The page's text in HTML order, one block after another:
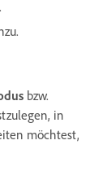
bzw.
in
möchtest,